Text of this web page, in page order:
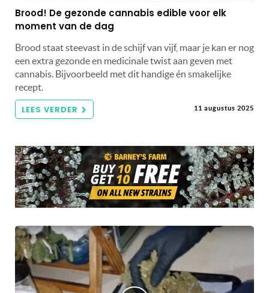
Brood! De gezonde cannabis edible voor elk
moment van de dag
Brood staat steevast in de schijf van vijf, maar je kan er nog
een extra gezonde en medicinale twist aan geven met
cannabis. Bijvoorbeeld met dit handige én smakelijke
recept.
LEES VERDER 11 augustus 2025